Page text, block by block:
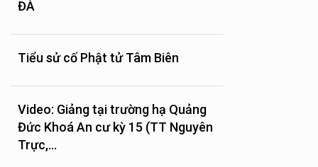
ĐÀ
Tiểu sử cố Phật tử Tâm Biên
Video: Giảng tại trường hạ Quảng
Đức Khoá An cư kỳ 15 (TT Nguyên
Trực,...